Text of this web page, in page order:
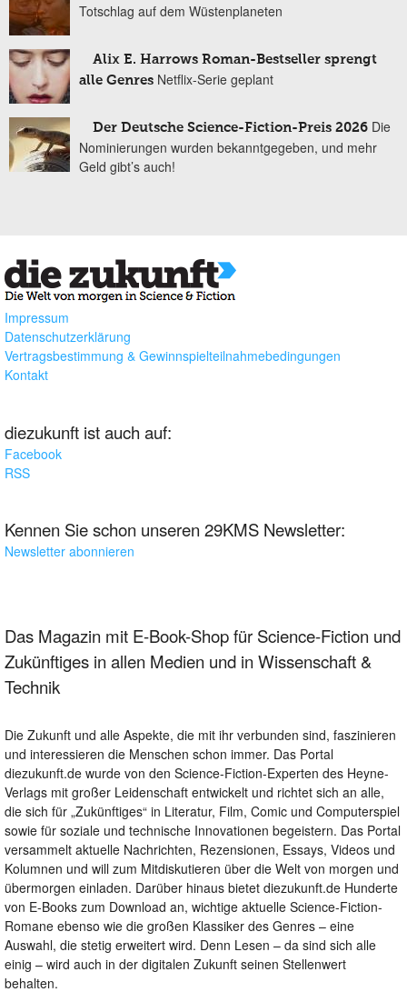
Totschlag auf dem Wüstenplaneten
Alix E. Harrows Roman-Bestseller sprengt
alle Genres Netflix-Serie geplant
Der Deutsche Science-Fiction-Preis 2026 Die
Nominierungen wurden bekanntgegeben, und mehr
Geld gibt’s auch!
Impressum
Datenschutzerklärung
Vertragsbestimmung & Gewinnspielteilnahmebedingungen
Kontakt
diezukunft ist auch auf:
Facebook
RSS
Kennen Sie schon unseren 29KMS Newsletter:
Newsletter abonnieren
Das Magazin mit E-Book-Shop für Science-Fiction und
Zukünftiges in allen Medien und in Wissenschaft &
Technik
Die Zukunft und alle Aspekte, die mit ihr verbunden sind, faszinieren
und interessieren die Menschen schon immer. Das Portal
diezukunft.de wurde von den Science-Fiction-Experten des Heyne-
Verlags mit großer Leidenschaft entwickelt und richtet sich an alle,
die sich für „Zukünftiges“ in Literatur, Film, Comic und Computerspiel
sowie für soziale und technische Innovationen begeistern. Das Portal
versammelt aktuelle Nachrichten, Rezensionen, Essays, Videos und
Kolumnen und will zum Mitdiskutieren über die Welt von morgen und
übermorgen einladen. Darüber hinaus bietet diezukunft.de Hunderte
von E-Books zum Download an, wichtige aktuelle Science-Fiction-
Romane ebenso wie die großen Klassiker des Genres – eine
Auswahl, die stetig erweitert wird. Denn Lesen – da sind sich alle
einig – wird auch in der digitalen Zukunft seinen Stellenwert
behalten.